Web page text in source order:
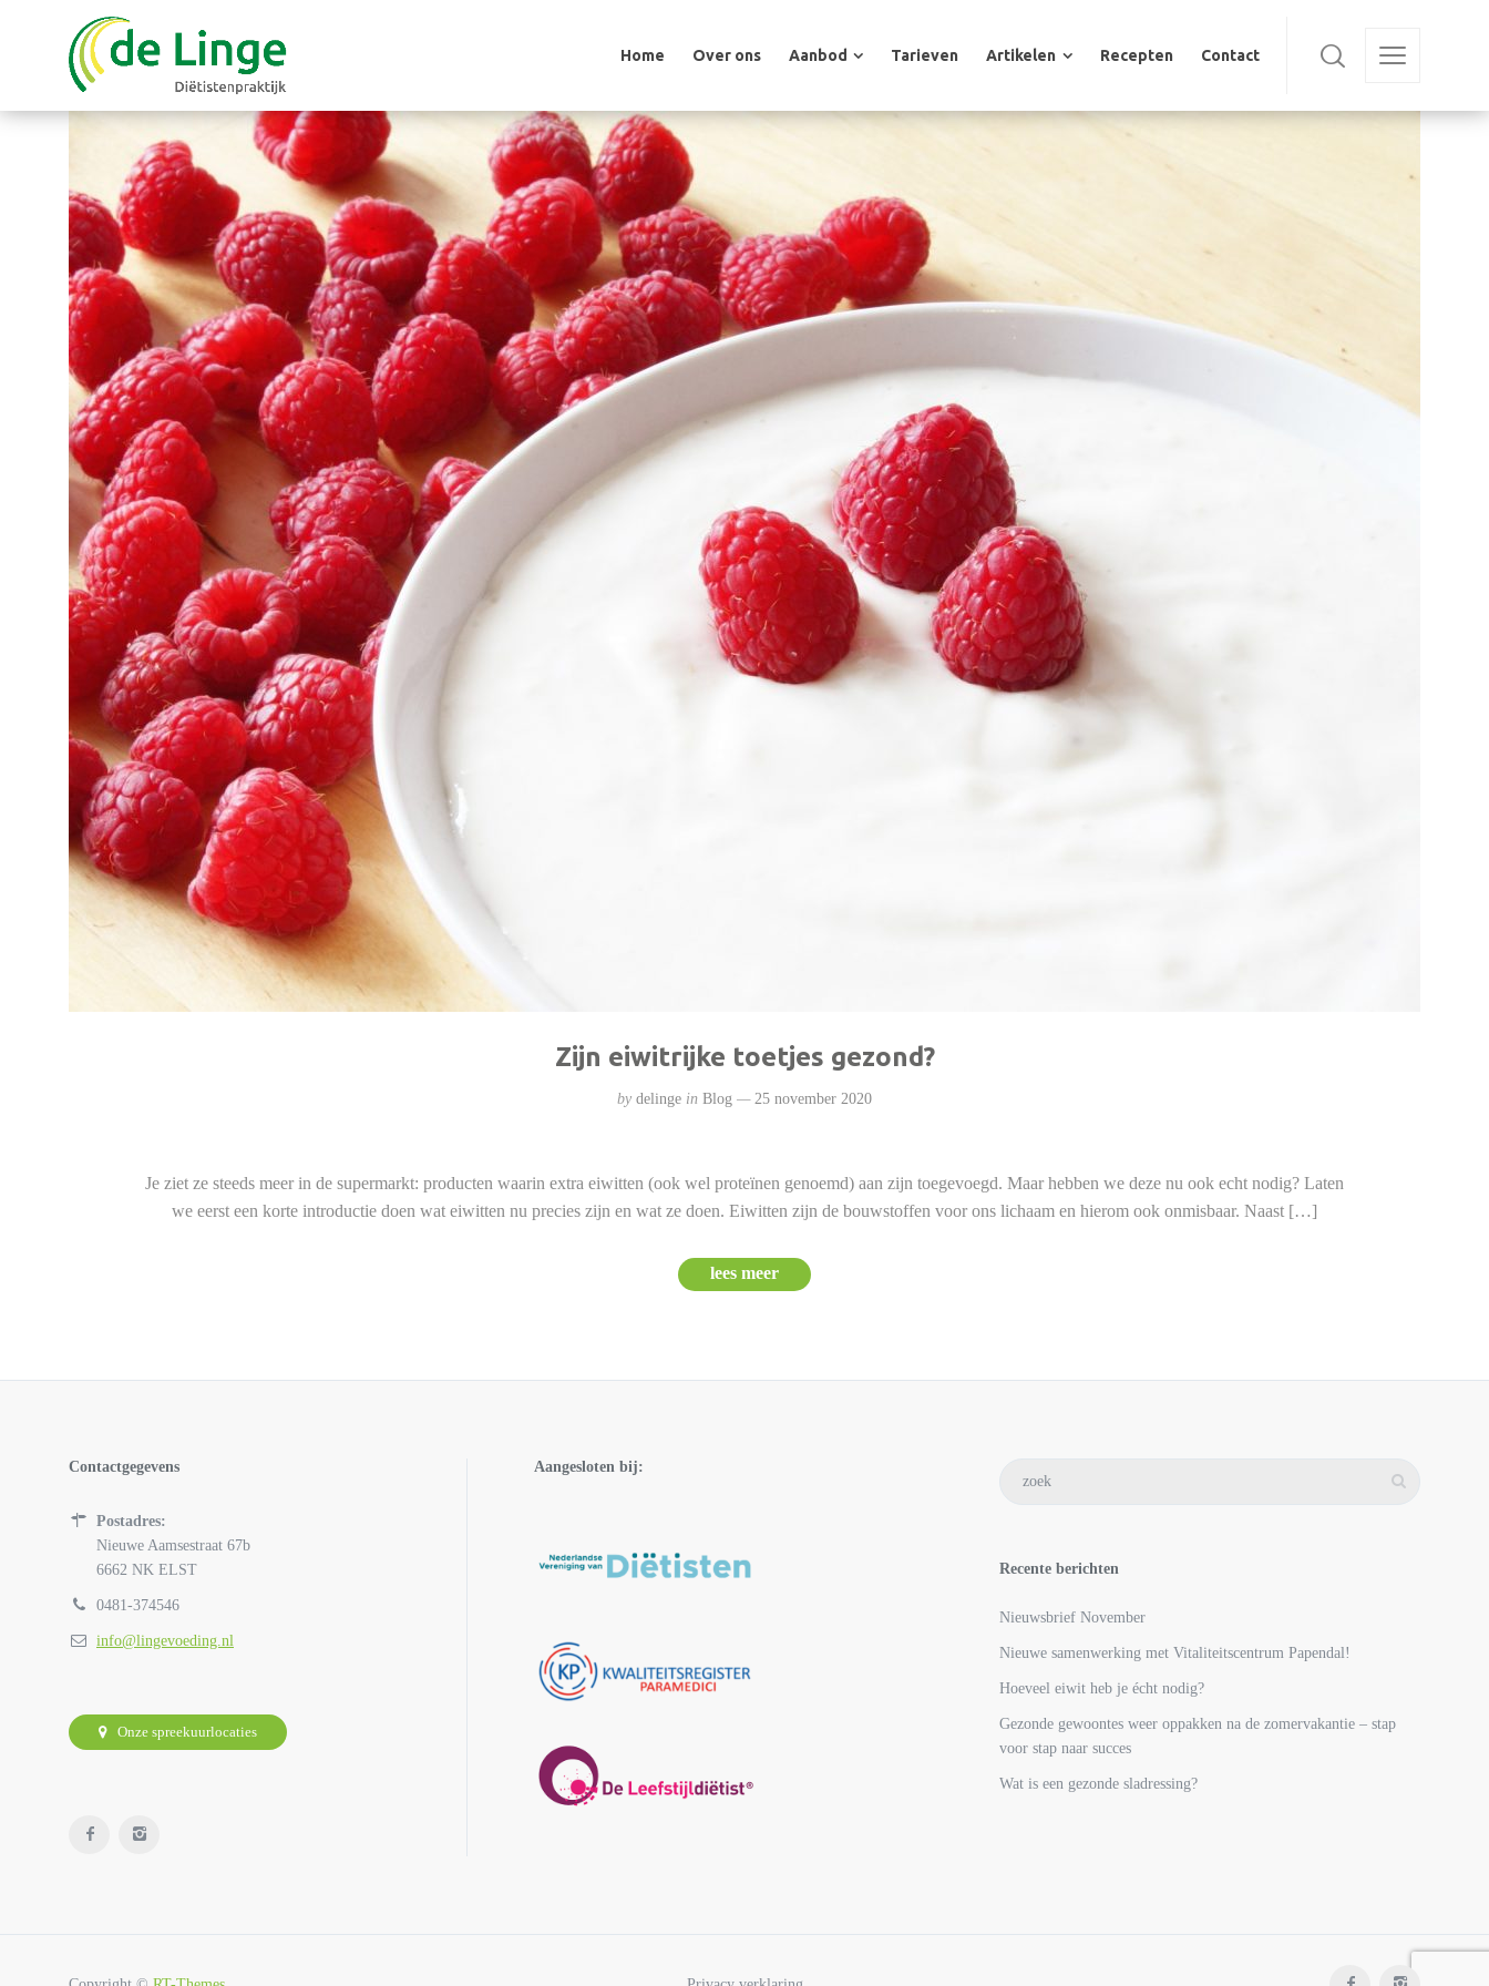
Home Over ons Aanbod Tarieven Artikelen Recepten Contact
Zijn eiwitrijke toetjes gezond?
by delinge in Blog 25 november 2020
Je ziet ze steeds meer in de supermarkt: producten waarin extra eiwitten (ook wel proteïnen genoemd) aan zijn toegevoegd. Maar hebben we deze nu ook echt nodig? Laten
we eerst een korte introductie doen wat eiwitten nu precies zijn en wat ze doen. Eiwitten zijn de bouwstoffen voor ons lichaam en hierom ook onmisbaar. Naast […]
lees meer
Contactgegevens
Postadres:
Nieuwe Aamsestraat 67b
6662 NK ELST
0481-374546
info@lingevoeding.nl
Onze spreekuurlocaties
Aangesloten bij:
Recente berichten
Nieuwsbrief November
Nieuwe samenwerking met Vitaliteitscentrum Papendal!
Hoeveel eiwit heb je écht nodig?
Gezonde gewoontes weer oppakken na de zomervakantie – stap
voor stap naar succes
Wat is een gezonde sladressing?